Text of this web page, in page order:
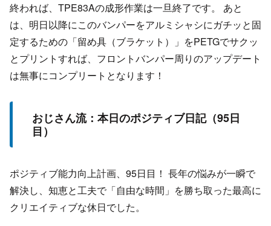
終われば、TPE83Aの成形作業は一旦終了です。 あと
は、明日以降にこのバンパーをアルミシャシにガチッと固
定するための「留め具（ブラケット）」をPETGでサクッ
とプリントすれば、フロントバンパー周りのアップデート
は無事にコンプリートとなります！
おじさん流：本日のポジティブ日記（95日
目）
ポジティブ能力向上計画、95日目！ 長年の悩みが一瞬で
解決し、知恵と工夫で「自由な時間」を勝ち取った最高に
クリエイティブな休日でした。